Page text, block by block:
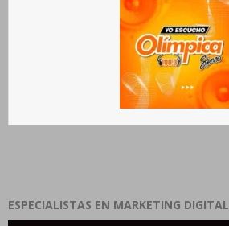
ESPECIALISTAS EN MARKETING DIGITAL